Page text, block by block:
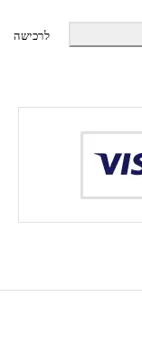
לרכישה